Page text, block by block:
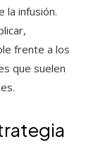
la infusión.
frente a los
que suelen